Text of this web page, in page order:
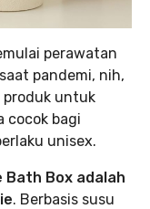
perawatan
pandemi, nih,
produk untuk
cocok bagi
unisex.
Bath Box adalah
. Berbasis susu